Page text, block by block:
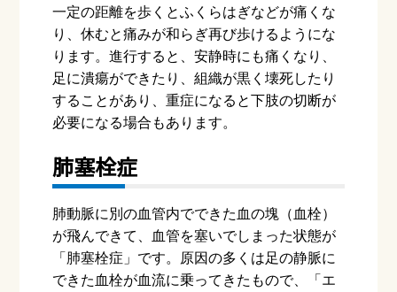
一定の距離を歩くとふくらはぎなどが痛くな
り、休むと痛みが和らぎ再び歩けるようにな
ります。進行すると、安静時にも痛くなり、
足に潰瘍ができたり、組織が黒く壊死したり
することがあり、重症になると下肢の切断が
必要になる場合もあります。
肺塞栓症
肺動脈に別の血管内でできた血の塊（血栓）
が飛んできて、血管を塞いでしまった状態が
「肺塞栓症」です。原因の多くは足の静脈に
できた血栓が血流に乗ってきたもので、「エ